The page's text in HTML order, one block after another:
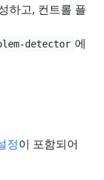
하고, 컨트롤 플
detector 에
정이 포함되어